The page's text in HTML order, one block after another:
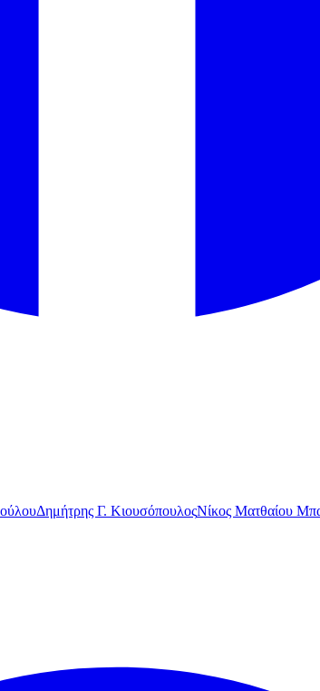
Δημήτρης Γ. ΚιουσόπουλοςΝίκος Ματθαίου